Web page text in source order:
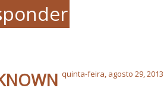
quinta-feira, agosto 29, 2013